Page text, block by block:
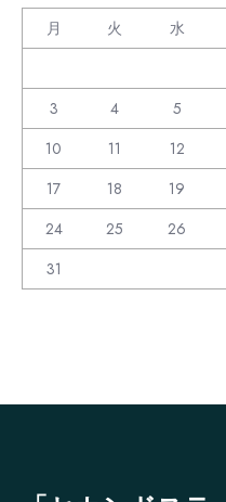
月 火 水
3
4 5
10
11 12
17
18 19
24
25 26
31